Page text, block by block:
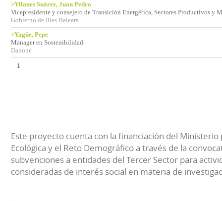
>Yllanes Suárez, Juan Pedro
Vicepresidente y consejero de Transición Energética, Sectores Productivos y
Gobierno de Illes Balears
>Yagüe, Pepe
Manager en Sostenibilidad
Danone
1
Este proyecto cuenta con la financiación del Ministerio
Ecológica y el Reto Demográfico a través de la
subvenciones a entidades del Tercer Sector para
consideradas de interés social en materia de